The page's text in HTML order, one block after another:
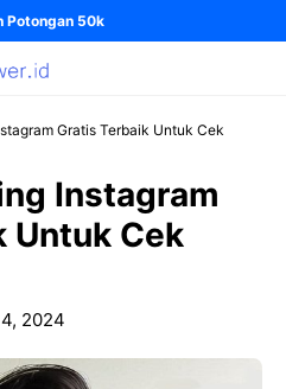
Potongan 50k
Gratis Terbaik Untuk Cek
Instagram
Untuk Cek
2024